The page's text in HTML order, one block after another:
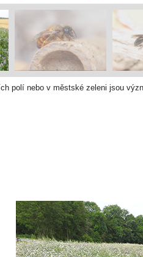
polí nebo v městské zeleni jsou